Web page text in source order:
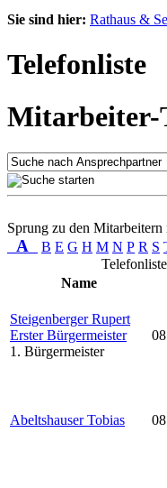
Sie sind hier: Rathaus &
Telefonliste
Mitarbeiter-
Sprung zu den
A B E G H M N P R S
Name
Steigenberger Rupert
Erster Bürgermeister
1. Bürgermeister
Abeltshauser Tobias